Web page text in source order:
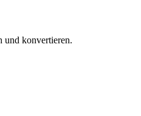
und konvertieren.